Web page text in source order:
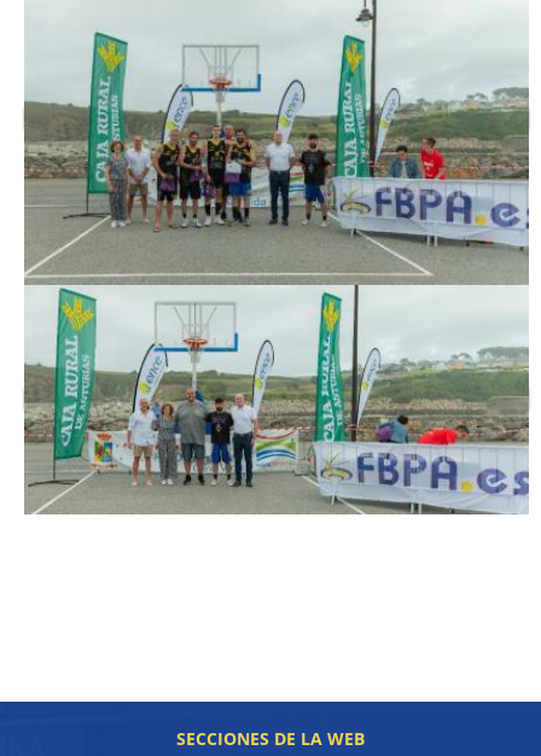
SECCIONES DE LA WEB